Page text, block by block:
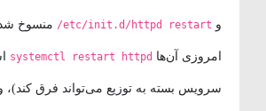
/etc/init.d/httpd restartمنسوخ
امروزی آن‌هاsystemctl restart httpd
سرویس بسته به توزیع می‌تواند فرق کند)،